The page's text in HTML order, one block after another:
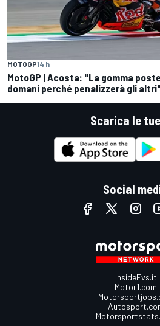
MOTOGP14 h
MotoGP | Acosta: "La gomma
domani perché penalizzerà gli
Scarica le
Social
InsideEvs.it
Motor1.com